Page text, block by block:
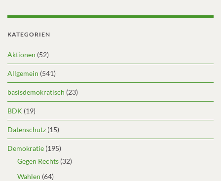
KATEGORIEN
Aktionen (52)
Allgemein (541)
basisdemokratisch (23)
BDK (19)
Datenschutz (15)
Demokratie (195)
Gegen Rechts (32)
Wahlen (64)